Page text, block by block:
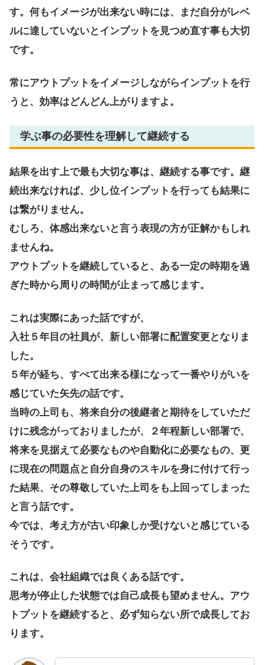
す。何もイメージが出来ない時には、まだ自分がレベ
ルに達していないとインプットを見つめ直す事も大切
です。
常にアウトプットをイメージしながらインプットを行
うと、効率はどんどん上がりますよ。
学ぶ事の必要性を理解して継続する
結果を出す上で最も大切な事は、継続する事です。継
続出来なければ、少し位インプットを行っても結果に
は繋がりません。
むしろ、体感出来ないと言う表現の方が正解かもしれ
ませんね。
アウトプットを継続していると、ある一定の時期を過
ぎた時から周りの時間が止まって感じます。
これは実際にあった話ですが、
入社５年目の社員が、新しい部署に配置変更となりま
した。
５年が経ち、すべて出来る様になって一番やりがいを
感じていた矢先の話です。
当時の上司も、将来自分の後継者と期待をしていただ
けに残念がっておりましたが、２年程新しい部署で、
将来を見据えて必要なものや自動化に必要なもの、更
に現在の問題点と自分自身のスキルを身に付けて行っ
た結果、その尊敬していた上司をも上回ってしまった
と言う話です。
今では、考え方が古い印象しか受けないと感じている
そうです。
これは、会社組織では良くある話です。
思考が停止した状態では自己成長も望めません。アウ
トプットを継続すると、必ず知らない所で成長してお
ります。